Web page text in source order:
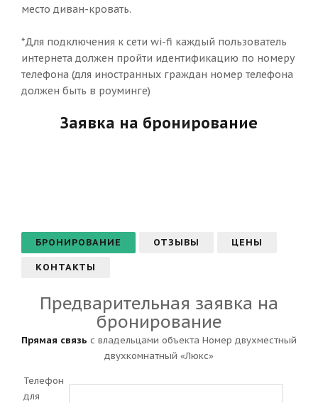
место диван-кровать.
*Для подключения к сети wi-fi каждый пользователь
интернета должен пройти идентификацию по номеру
телефона (для иностранных граждан номер телефона
должен быть в роуминге)
Заявка на бронирование
БРОНИРОВАНИЕ ОТЗЫВЫ ЦЕНЫ
КОНТАКТЫ
Предварительная заявка на
бронирование
Прямая связь с владельцами объекта Номер двухместный
двухкомнатный «Люкс»
Телефон
для